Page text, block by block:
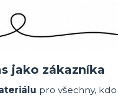
jako zákazníka
pro všechny,